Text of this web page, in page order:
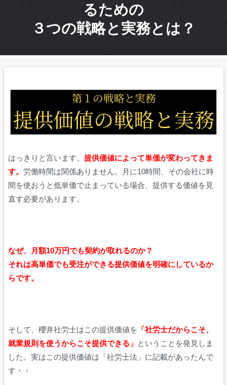
るための
３つの戦略と実務とは？
はっきりと言います。 提供価値によって単価が変わってきま
す。 労働時間は関係ありません。月に10時間、その会社に時
間を使おうと低単価で止まっている場合、提供する価値を見
直す必要があります。
なぜ、月額10万円でも契約が取れるのか？
それは高単価でも受注ができる提供価値を明確にしているか
らです。
そして、櫻井社労士はこの提供価値を 「社労士だからこそ、
就業規則を使うからこそ提供できる」 ということを発見しま
した。実はこの提供価値は「社労士法」に記載があったんで
す・・